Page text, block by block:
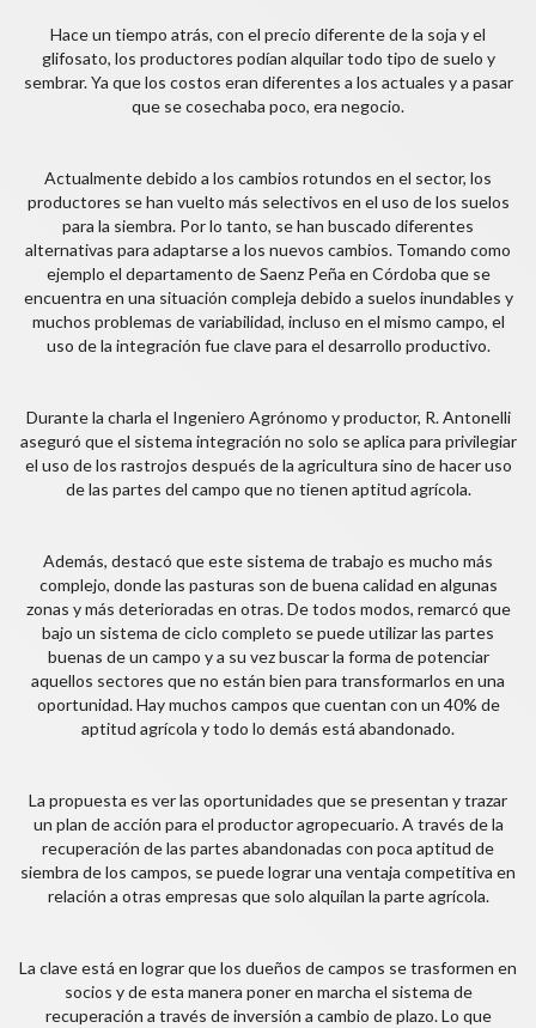
Hace un tiempo atrás, con el precio diferente de la soja y el
glifosato, los productores podían alquilar todo tipo de suelo y
sembrar. Ya que los costos eran diferentes a los actuales y a pasar
que se cosechaba poco, era negocio.
Actualmente debido a los cambios rotundos en el sector, los
productores se han vuelto más selectivos en el uso de los suelos
para la siembra. Por lo tanto, se han buscado diferentes
alternativas para adaptarse a los nuevos cambios. Tomando como
ejemplo el departamento de Saenz Peña en Córdoba que se
encuentra en una situación compleja debido a suelos inundables y
muchos problemas de variabilidad, incluso en el mismo campo, el
uso de la integración fue clave para el desarrollo productivo.
Durante la charla el Ingeniero Agrónomo y productor, R. Antonelli
aseguró que el sistema integración no solo se aplica para privilegiar
el uso de los rastrojos después de la agricultura sino de hacer uso
de las partes del campo que no tienen aptitud agrícola.
Además, destacó que este sistema de trabajo es mucho más
complejo, donde las pasturas son de buena calidad en algunas
zonas y más deterioradas en otras. De todos modos, remarcó que
bajo un sistema de ciclo completo se puede utilizar las partes
buenas de un campo y a su vez buscar la forma de potenciar
aquellos sectores que no están bien para transformarlos en una
oportunidad. Hay muchos campos que cuentan con un 40% de
aptitud agrícola y todo lo demás está abandonado.
La propuesta es ver las oportunidades que se presentan y trazar
un plan de acción para el productor agropecuario. A través de la
recuperación de las partes abandonadas con poca aptitud de
siembra de los campos, se puede lograr una ventaja competitiva en
relación a otras empresas que solo alquilan la parte agrícola.
La clave está en lograr que los dueños de campos se trasformen en
socios y de esta manera poner en marcha el sistema de
recuperación a través de inversión a cambio de plazo. Lo que